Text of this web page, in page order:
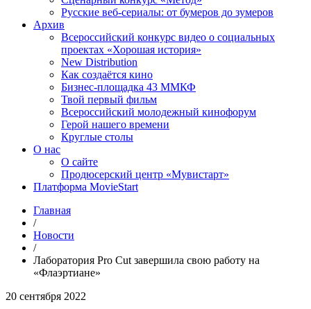
Русские веб-сериалы: от бумеров до зумеров
Архив
Всероссийский конкурс видео о социальных
проектах «Хорошая история»
New Distribution
Как создаётся кино
Бизнес-площадка 43 ММКФ
Твой первый фильм
Всероссийский молодежный кинофорум
Герой нашего времени
Круглые столы
О нас
О сайте
Продюсерский центр «Мувистарт»
Платформа MovieStart
Главная
/
Новости
/
Лаборатория Pro Cut завершила свою работу на
«Флаэртиане»
20 сентября 2022